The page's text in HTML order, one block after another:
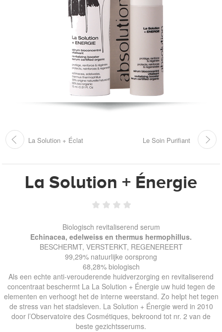
La Solution + Éclat Le Soin Purifiant
La Solution + Énergie
Biologisch revitaliserend serum
Echinacea, edelweiss en thermus hermophillus.
BESCHERMT, VERSTERKT, REGENEREERT
99,29% natuurlijke oorsprong
68,28% biologisch
Als een echte anti-verouderende huidverzorging en revitaliserend
concentraat beschermt La La Solution + Énergie uw huid tegen de
elementen en verhoogt het de interne weerstand. Zo helpt het tegen
de stress van het stadsleven. La Solution + Énergie werd in 2010
door l’Observatoire des Cosmétiques, bekroond tot nr. 2 van de
beste gezichtsserums.